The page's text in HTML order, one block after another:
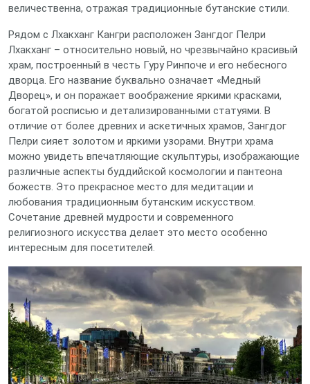
величественна, отражая традиционные бутанские стили.
Рядом с Лхакханг Кангри расположен Зангдог Пелри
Лхакханг – относительно новый, но чрезвычайно красивый
храм, построенный в честь Гуру Ринпоче и его небесного
дворца. Его название буквально означает «Медный
Дворец», и он поражает воображение яркими красками,
богатой росписью и детализированными статуями. В
отличие от более древних и аскетичных храмов, Зангдог
Пелри сияет золотом и яркими узорами. Внутри храма
можно увидеть впечатляющие скульптуры, изображающие
различные аспекты буддийской космологии и пантеона
божеств. Это прекрасное место для медитации и
любования традиционным бутанским искусством.
Сочетание древней мудрости и современного
религиозного искусства делает это место особенно
интересным для посетителей.